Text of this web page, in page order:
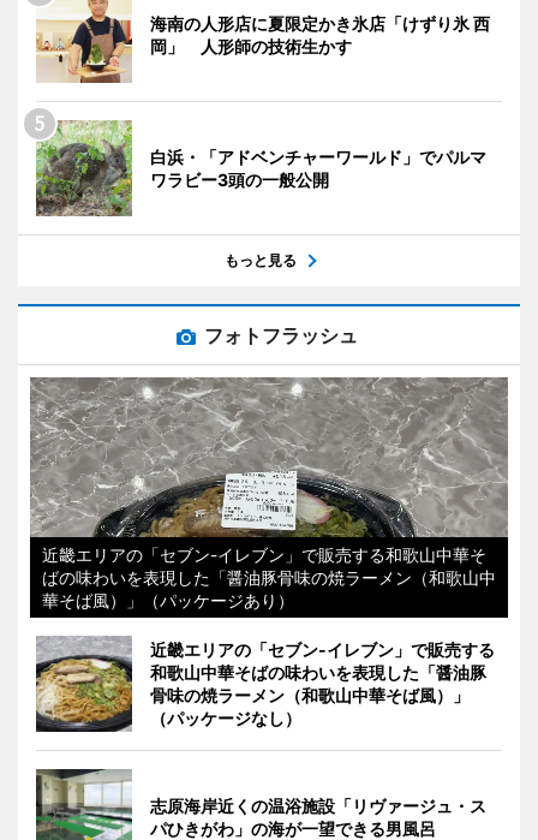
海南の人形店に夏限定かき氷店「けずり氷 西
岡」 人形師の技術生かす
白浜・「アドベンチャーワールド」でパルマ
ワラビー3頭の一般公開
もっと見る
フォトフラッシュ
近畿エリアの「セブン-イレブン」で販売する和歌山中華そ
ばの味わいを表現した「醤油豚骨味の焼ラーメン（和歌山中
華そば風）」（パッケージあり）
近畿エリアの「セブン-イレブン」で販売する
和歌山中華そばの味わいを表現した「醤油豚
骨味の焼ラーメン（和歌山中華そば風）」
（パッケージなし）
志原海岸近くの温浴施設「リヴァージュ・ス
パひきがわ」の海が一望できる男風呂